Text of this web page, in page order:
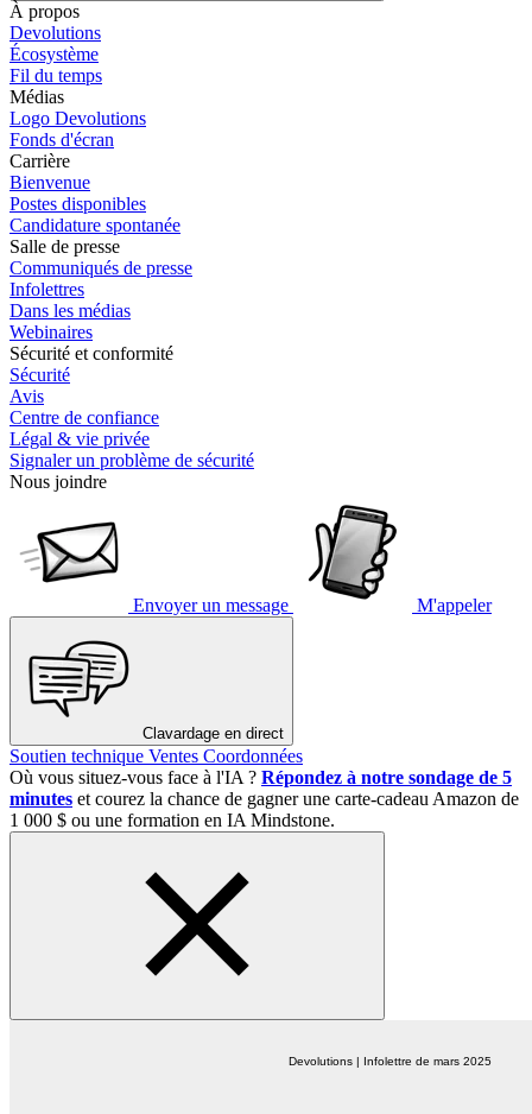
À propos
Devolutions
Écosystème
Fil du temps
Médias
Logo Devolutions
Fonds d'écran
Carrière
Bienvenue
Postes disponibles
Candidature spontanée
Salle de presse
Communiqués de presse
Infolettres
Dans les médias
Webinaires
Sécurité et conformité
Sécurité
Avis
Centre de confiance
Légal & vie privée
Signaler un problème de sécurité
Nous joindre
Envoyer un message M'appeler
Clavardage en direct
Soutien technique Ventes Coordonnées
Où vous situez-vous face à l'IA ? Répondez à notre sondage de 5
minutes et courez la chance de gagner une carte-cadeau Amazon de
1 000 $ ou une formation en IA Mindstone.
Devolutions | Infolettre de mars 2025